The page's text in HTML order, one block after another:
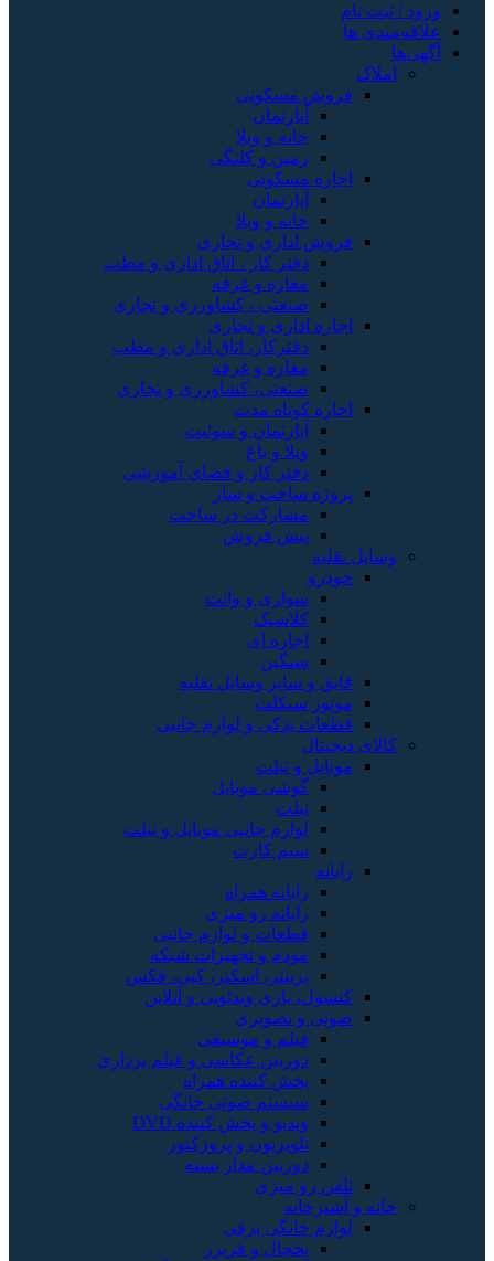
ورود / ثبت نام
علاقه‌مندی ها
آگهی‌ها
املاک
فروش مسکونی
آپارتمان
خانه و ویلا
زمین و کلنگی
اجاره مسکونی
آپارتمان
خانه و ویلا
فروش اداری و تجاری
دفتر کار ، اتاق اداری و مطب
مغازه و غرفه
صنعتی ، کشاورزی و تجاری
اجاره اداری و تجاری
دفترکار، اتاق اداری و مطب
مغازه و غرفه
صنعتی، کشاورزی و تجاری
اجاره کوتاه مدت
آپارتمان و سوئیت
ویلا و باغ
دفتر کار و فضای آموزشی
پروژه ساخت و ساز
مشارکت در ساخت
پیش فروش
وسایل نقلیه
خودرو
سواری و وانت
کلاسیک
اجاره ای
سنگین
قایق و سایر وسایل نقلیه
موتور سیکلت
قطعات یدکی و لوازم جانبی
کالای دیجیتال
موبایل و تبلت
گوشی موبایل
تبلت
لوازم جانبی موبایل و تبلت
سیم کارت
رایانه
رایانه همراه
رایانه رو میزی
قطعات و لوازم جانبی
مودم و تجهیزات شبکه
پرینتر، اسکنر، کپی، فکس
کنسول، بازی‌ ویدئویی و آنلاین
صوتی و تصویری
فیلم و موسیقی
دوربین عکاسی و فیلم برداری
پخش کننده همراه
سیستم صوتی خانگی
ویدیو و پخش کننده DVD
تلویزیون و پروژکتور
دوربین مدار بسته
تلفن رو میزی
خانه و آشپزخانه
لوازم خانگی برقی
یخچال و فریزر